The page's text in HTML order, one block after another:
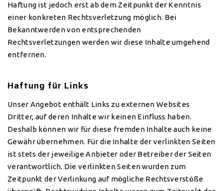
Haftung ist jedoch erst ab dem Zeitpunkt der Kenntnis
einer konkreten Rechtsverletzung möglich. Bei
Bekanntwerden von entsprechenden
Rechtsverletzungen werden wir diese Inhalte umgehend
entfernen.
Haftung für Links
Unser Angebot enthält Links zu externen Websites
Dritter, auf deren Inhalte wir keinen Einfluss haben.
Deshalb können wir für diese fremden Inhalte auch keine
Gewähr übernehmen. Für die Inhalte der verlinkten Seiten
ist stets der jeweilige Anbieter oder Betreiber der Seiten
verantwortlich. Die verlinkten Seiten wurden zum
Zeitpunkt der Verlinkung auf mögliche Rechtsverstöße